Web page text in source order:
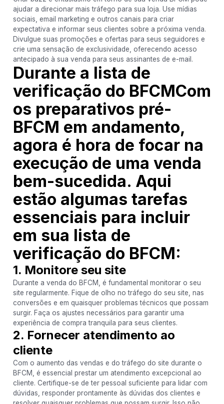
ajudar a direcionar mais tráfego para sua loja. Use mídias
sociais, email marketing e outros canais para criar
expectativa e informar seus clientes sobre a próxima venda.
Divulgue suas promoções e ofertas para seus seguidores e
crie uma sensação de exclusividade, oferecendo acesso
antecipado à sua venda para seus assinantes de e-mail.
Durante a lista de
verificação do BFCMCom
os preparativos pré-
BFCM em andamento,
agora é hora de focar na
execução de uma venda
bem-sucedida. Aqui
estão algumas tarefas
essenciais para incluir
em sua lista de
verificação do BFCM:
1. Monitore seu site
Durante a venda do BFCM, é fundamental monitorar o seu
site regularmente. Fique de olho no tráfego do seu site, nas
conversões e em quaisquer problemas técnicos que possam
surgir. Faça os ajustes necessários para garantir uma
experiência de compra tranquila para seus clientes.
2. Fornecer atendimento ao
cliente
Com o aumento das vendas e do tráfego do site durante o
BFCM, é essencial prestar um atendimento excepcional ao
cliente. Certifique-se de ter pessoal suficiente para lidar com
dúvidas, responder prontamente às dúvidas dos clientes e